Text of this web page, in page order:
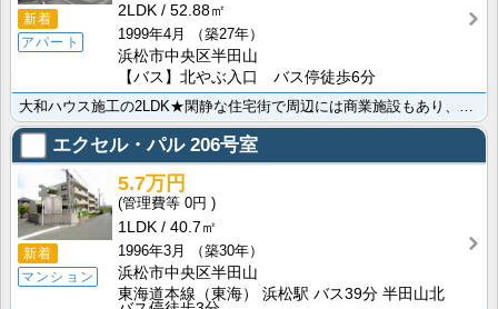
新着
アパート
2LDK
52.88㎡
1999年4月
（築27年）
浜松市中央区半田山
【バス】北やぶ入口 バス停徒歩6分
大和ハウス施工の2LDK★閑静な住宅街で周辺には商業施設もあり、アクセスがしやすいです！！さらに、人･･･
エクセル・パル206号室
新着
マンション
5.7万円
0円
1LDK
40.7㎡
1996年3月
（築30年）
浜松市中央区半田山
東海道本線（東海） 浜松駅 バス39分 半田山北